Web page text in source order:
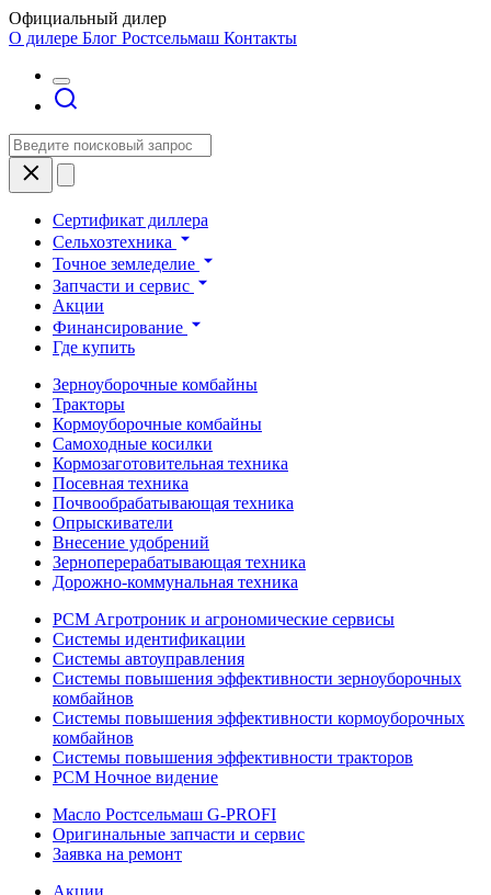
Официальный дилер
О дилере Блог Ростсельмаш Контакты
Сертификат диллера
Сельхозтехника
Точное земледелие
Запчасти и сервис
Акции
Финансирование
Где купить
Зерноуборочные комбайны
Тракторы
Кормоуборочные комбайны
Самоходные косилки
Кормозаготовительная техника
Посевная техника
Почвообрабатывающая техника
Опрыскиватели
Внесение удобрений
Зерноперерабатывающая техника
Дорожно-коммунальная техника
РСМ Агротроник и агрономические сервисы
Системы идентификации
Системы автоуправления
Системы повышения эффективности зерноуборочных
комбайнов
Системы повышения эффективности кормоуборочных
комбайнов
Системы повышения эффективности тракторов
РСМ Ночное видение
Масло Ростсельмаш G-PROFI
Оригинальные запчасти и сервис
Заявка на ремонт
Акции